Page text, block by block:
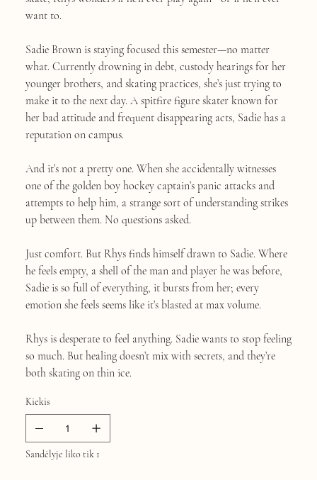
want to.
Sadie Brown is staying focused this semester—no matter
what. Currently drowning in debt, custody hearings for her
younger brothers, and skating practices, she’s just trying to
make it to the next day. A spitfire figure skater known for
her bad attitude and frequent disappearing acts, Sadie has a
reputation on campus.
And it’s not a pretty one. When she accidentally witnesses
one of the golden boy hockey captain’s panic attacks and
attempts to help him, a strange sort of understanding strikes
up between them. No questions asked.
Just comfort. But Rhys finds himself drawn to Sadie. Where
he feels empty, a shell of the man and player he was before,
Sadie is so full of everything, it bursts from her; every
emotion she feels seems like it’s blasted at max volume.
Rhys is desperate to feel anything. Sadie wants to stop feeling
so much. But healing doesn’t mix with secrets, and they’re
both skating on thin ice.
Kiekis
Sandėlyje liko tik 1